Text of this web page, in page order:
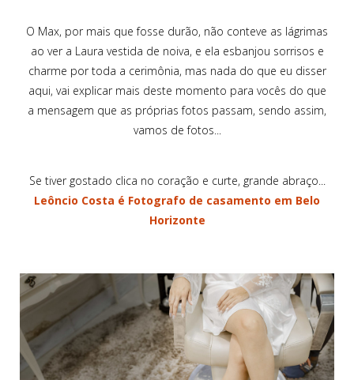
O Max, por mais que fosse durão, não conteve as lágrimas
ao ver a Laura vestida de noiva, e ela esbanjou sorrisos e
charme por toda a cerimônia, mas nada do que eu disser
aqui, vai explicar mais deste momento para vocês do que
a mensagem que as próprias fotos passam, sendo assim,
vamos de fotos...
Se tiver gostado clica no coração e curte, grande abraço...
Leôncio Costa é Fotografo de casamento em Belo
Horizonte